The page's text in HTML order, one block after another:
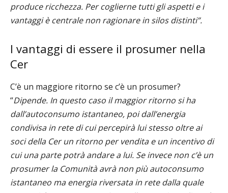
produce ricchezza. Per coglierne tutti gli aspetti e i
vantaggi è centrale non ragionare in silos distinti”.
I vantaggi di essere il prosumer nella
Cer
C’è un maggiore ritorno se c’è un prosumer?
“Dipende. In questo caso il maggior ritorno si ha
dall’autoconsumo istantaneo, poi dall’energia
condivisa in rete di cui percepirà lui stesso oltre ai
soci della Cer un ritorno per vendita e un incentivo di
cui una parte potrà andare a lui. Se invece non c’è un
prosumer la Comunità avrà non più autoconsumo
istantaneo ma energia riversata in rete dalla quale